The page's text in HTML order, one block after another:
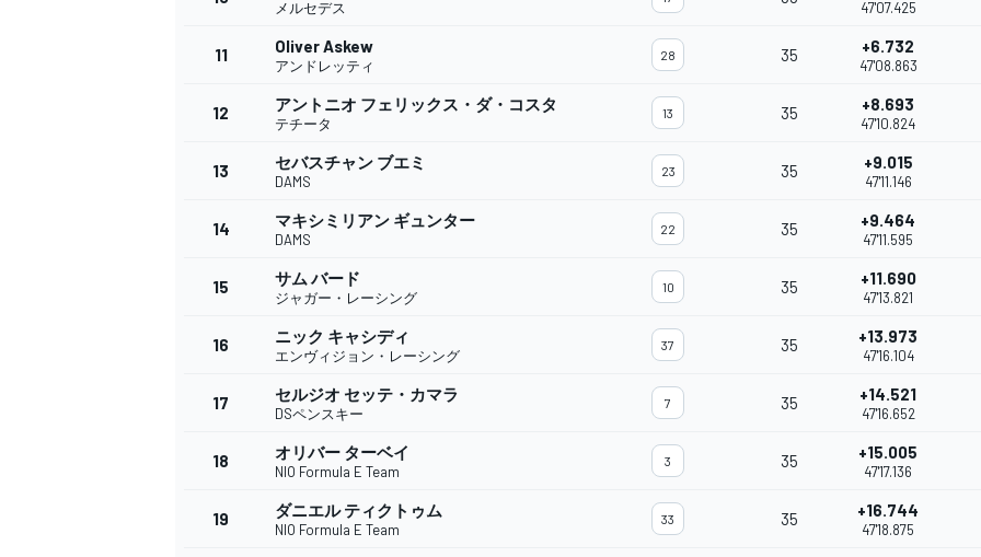
フォーミュラE
メルセデス 47'07.425
11 Oliver Askew
アンドレッティ
28 35 +6.732
47'08.863
12 アントニオ フェリックス・ダ・コスタ
テチータ
13 35 +8.693
47'10.824
13 セバスチャン ブエミ
DAMS
23 35 +9.015
47'11.146
14 マキシミリアン ギュンター
DAMS
22 35 +9.464
47'11.595
15 サム バード
ジャガー・レーシング
10 35 +11.690
47'13.821
16 ニック キャシディ
エンヴィジョン・レーシング
37 35 +13.973
47'16.104
17 セルジオ セッテ・カマラ
DSペンスキー
7 35 +14.521
47'16.652
18 オリバー ターベイ
NIO Formula E Team
3 35 +15.005
47'17.136
19 ダニエル ティクトゥム
NIO Formula E Team
33 35 +16.744
47'18.875